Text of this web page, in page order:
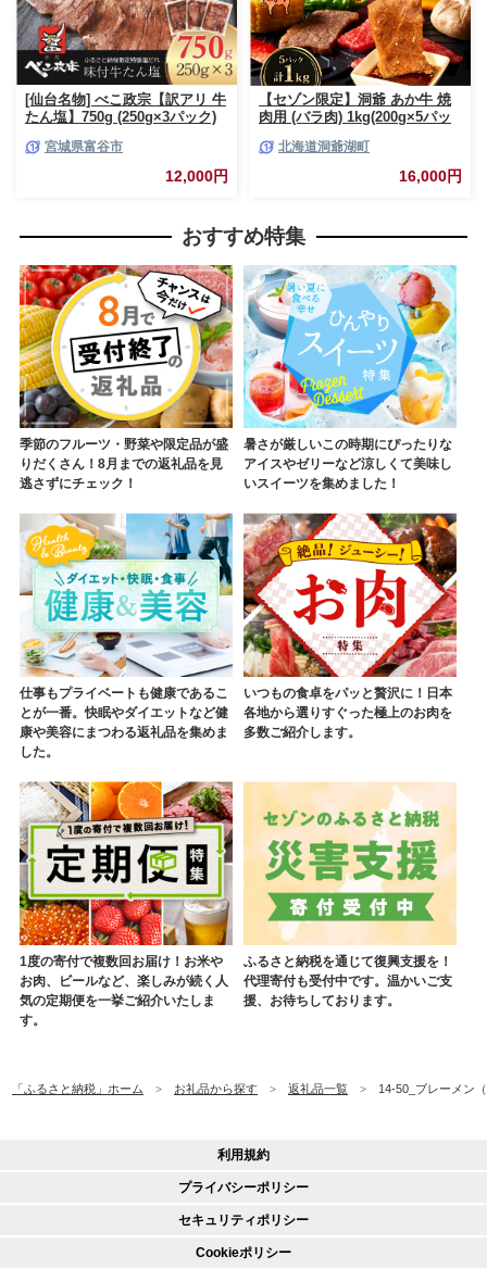
[仙台名物] べこ政宗【訳アリ 牛
たん塩】750g (250g×3パック)
[0256]宮城県富谷市
12,000円
【セゾン限定】洞爺 あか牛 焼
肉用 (バラ肉) 1kg(200g×5パッ
ーベキュー おうち焼肉 BBQ ジ
ューシー ヘルシー 赤身本来の
北海道洞爺湖町
16,000円
おすすめ特集
季節のフルーツ・野菜や限定品が盛
りだくさん！8月までの返礼品を見
逃さずにチェック！
暑さが厳しいこの時期にぴったりな
アイスやゼリーなど涼しくて美味し
いスイーツを集めました！
仕事もプライベートも健康であるこ
とが一番。快眠やダイエットなど健
康や美容にまつわる返礼品を集めま
した。
いつもの食卓をパッと贅沢に！日本
各地から選りすぐった極上のお肉を
多数ご紹介します。
1度の寄付で複数回お届け！お米や
お肉、ビールなど、楽しみが続く人
気の定期便を一挙ご紹介いたしま
す。
ふるさと納税を通じて復興支援を！
代理寄付も受付中です。温かいご支
援、お待ちしております。
「ふるさと納税」ホーム お礼品から探す 返礼品一覧 14-50_ブレーメン
利用規約
プライバシーポリシー
セキュリティポリシー
Cookieポリシー